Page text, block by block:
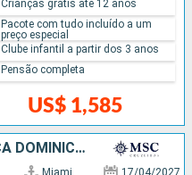
US$ 1,585
Crianças grátis até 12 anos
Pacote com tudo incluído a um
preço especial
Clube infantil a partir dos 3 anos
Pensão completa
ESTADOS UNIDOS, REPUBLICA DOMINICANA, PORTO RICO, HONDURAS, MÉXICO, BAHAMAS